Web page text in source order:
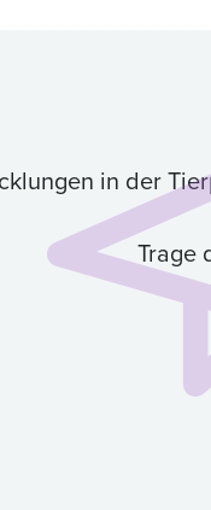
in der
Trage